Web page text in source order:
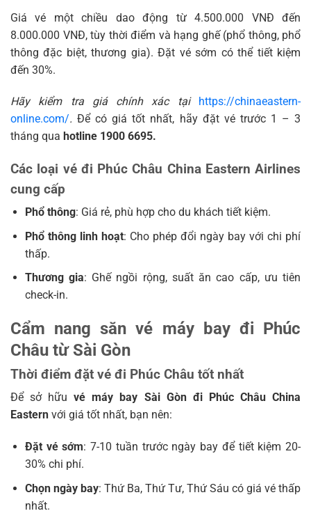
Giá vé một chiều dao động từ 4.500.000 VNĐ đến
8.000.000 VNĐ, tùy thời điểm và hạng ghế (phổ thông, phổ
thông đặc biệt, thương gia). Đặt vé sớm có thể tiết kiệm
đến 30%.
Hãy kiểm tra giá chính xác tại https://chinaeastern-
online.com/.Để có giá tốt nhất, hãy đặt vé trước 1 – 3
tháng qua hotline 1900 6695.
Các loại vé đi Phúc Châu China Eastern Airlines
cung cấp
Phổ thông: Giá rẻ, phù hợp cho du khách tiết kiệm.
Phổ thông linh hoạt: Cho phép đổi ngày bay với chi phí
thấp.
Thương gia: Ghế ngồi rộng, suất ăn cao cấp, ưu tiên
check-in.
Cẩm nang săn vé máy bay đi Phúc
Châu từ Sài Gòn
Thời điểm đặt vé đi Phúc Châu tốt nhất
Để sở hữuvé máy bay Sài Gòn đi Phúc Châu China
Eastern với giá tốt nhất, bạn nên:
Đặt vé sớm: 7-10 tuần trước ngày bay để tiết kiệm 20-
30% chi phí.
Chọn ngày bay: Thứ Ba, Thứ Tư, Thứ Sáu có giá vé thấp
nhất.